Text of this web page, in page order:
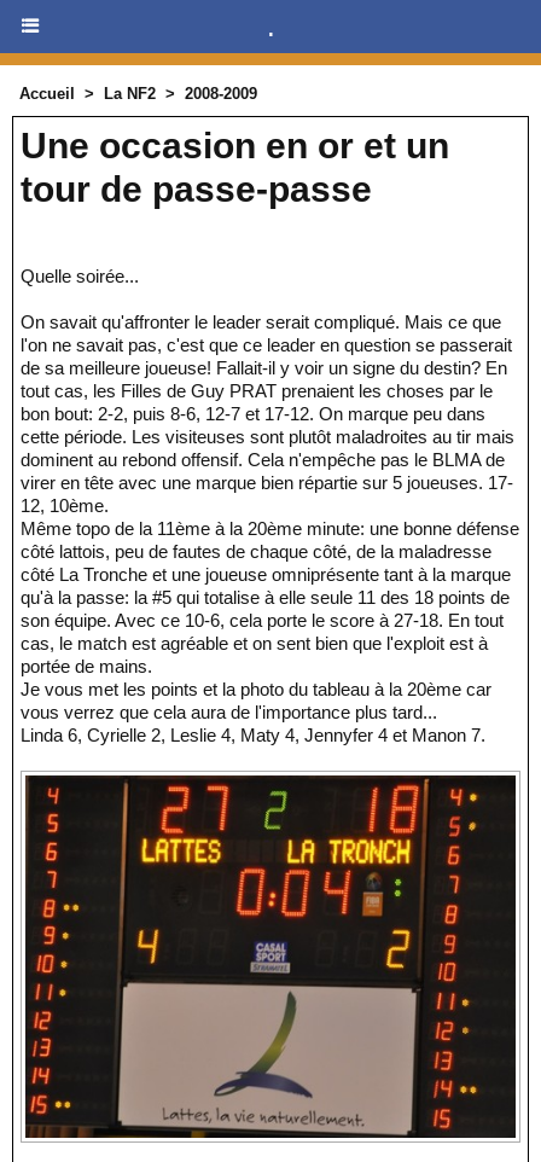
.
Accueil > La NF2 > 2008-2009
Une occasion en or et un
tour de passe-passe
Quelle soirée...
On savait qu'affronter le leader serait compliqué. Mais ce que
l'on ne savait pas, c'est que ce leader en question se passerait
de sa meilleure joueuse! Fallait-il y voir un signe du destin? En
tout cas, les Filles de Guy PRAT prenaient les choses par le
bon bout: 2-2, puis 8-6, 12-7 et 17-12. On marque peu dans
cette période. Les visiteuses sont plutôt maladroites au tir mais
dominent au rebond offensif. Cela n'empêche pas le BLMA de
virer en tête avec une marque bien répartie sur 5 joueuses. 17-
12, 10ème.
Même topo de la 11ème à la 20ème minute: une bonne défense
côté lattois, peu de fautes de chaque côté, de la maladresse
côté La Tronche et une joueuse omniprésente tant à la marque
qu'à la passe: la #5 qui totalise à elle seule 11 des 18 points de
son équipe. Avec ce 10-6, cela porte le score à 27-18. En tout
cas, le match est agréable et on sent bien que l'exploit est à
portée de mains.
Je vous met les points et la photo du tableau à la 20ème car
vous verrez que cela aura de l'importance plus tard...
Linda 6, Cyrielle 2, Leslie 4, Maty 4, Jennyfer 4 et Manon 7.